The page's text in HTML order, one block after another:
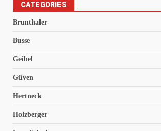
CATEGORIES
Brunthaler
Busse
Geibel
Güven
Hertneck
Holzberger